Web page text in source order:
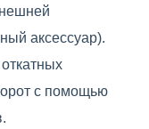
аксессуар).
с помощью